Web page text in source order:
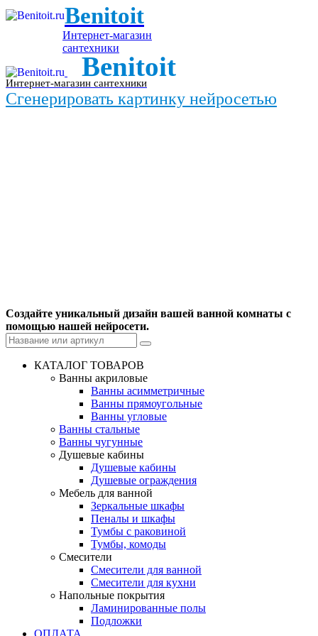
Benitoit
Интернет-магазин
сантехники
Benitoit
Интернет-магазин сантехники
Сгенерировать картинку нейросетью
Создайте уникальный дизайн вашей ванной комнаты с
помощью нашей нейросети.
КАТАЛОГ ТОВАРОВ
Ванны акриловые
Ванны асимметричные
Ванны прямоугольные
Ванны угловые
Ванны стальные
Ванны чугунные
Душевые кабины
Душевые кабины
Душевые ограждения
Мебель для ванной
Зеркальные шкафы
Пеналы и шкафы
Тумбы с раковиной
Тумбы, комоды
Смесители
Смесители для ванной
Смесители для кухни
Напольные покрытия
Ламинированные полы
Подложки
ОПЛАТА